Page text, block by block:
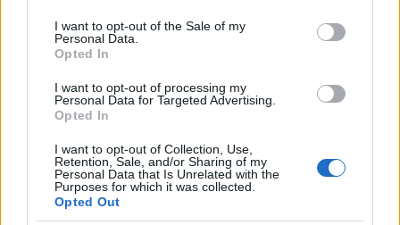
I want to opt-out of the Sale of my
Personal Data.
Opted In
I want to opt-out of processing my
Personal Data for Targeted Advertising.
Opted In
I want to opt-out of Collection, Use,
Retention, Sale, and/or Sharing of my
Personal Data that Is Unrelated with the
Purposes for which it was collected.
Opted Out